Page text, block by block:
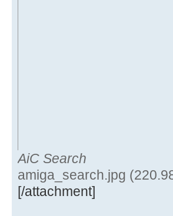
AiC Search
amiga_search.jpg
[/attachment]